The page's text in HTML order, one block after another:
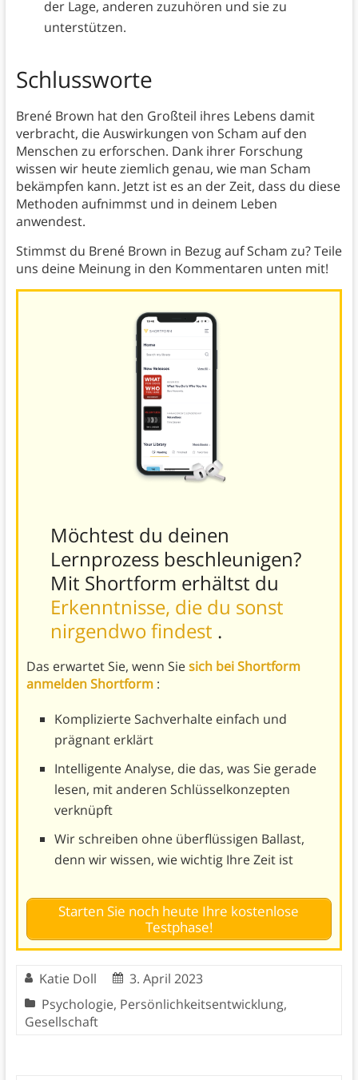
der Lage, anderen zuzuhören und sie zu
unterstützen.
Schlussworte
Brené Brown hat den Großteil ihres Lebens damit
verbracht, die Auswirkungen von Scham auf den
Menschen zu erforschen. Dank ihrer Forschung
wissen wir heute ziemlich genau, wie man Scham
bekämpfen kann. Jetzt ist es an der Zeit, dass du diese
Methoden aufnimmst und in deinem Leben
anwendest.
Stimmst du Brené Brown in Bezug auf Scham zu? Teile
uns deine Meinung in den Kommentaren unten mit!
Möchtest du deinen
Lernprozess beschleunigen?
Mit Shortform erhältst du
Erkenntnisse, die du sonst
nirgendwo findest .
Das erwartet Sie, wenn Siesich bei Shortform
anmelden Shortform :
Komplizierte Sachverhalte einfach und
prägnant erklärt
Intelligente Analyse, die das, was Sie gerade
lesen, mit anderen Schlüsselkonzepten
verknüpft
Wir schreiben ohne überflüssigen Ballast,
denn wir wissen, wie wichtig Ihre Zeit ist
Starten Sie noch heute Ihre kostenlose
Testphase!
Katie Doll
3. April 2023
Psychologie, Persönlichkeitsentwicklung,
Gesellschaft